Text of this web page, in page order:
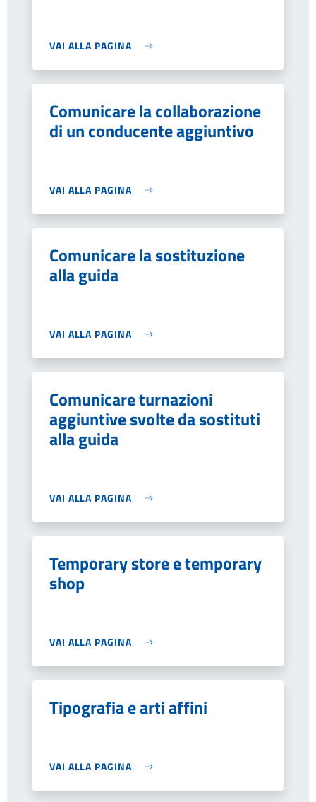
VAI ALLA PAGINA
Comunicare la collaborazione
di un conducente aggiuntivo
VAI ALLA PAGINA
Comunicare la sostituzione
alla guida
VAI ALLA PAGINA
Comunicare turnazioni
aggiuntive svolte da sostituti
alla guida
VAI ALLA PAGINA
Temporary store e temporary
shop
VAI ALLA PAGINA
Tipografia e arti affini
VAI ALLA PAGINA